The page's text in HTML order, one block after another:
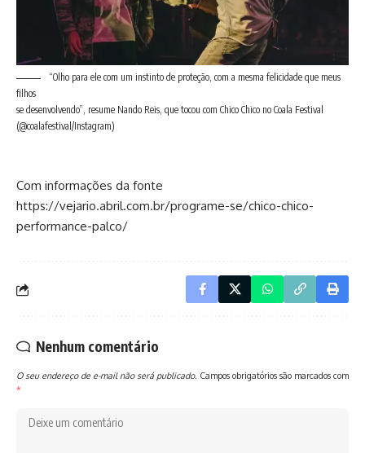
“Olho para ele com um instinto de proteção, com a mesma felicidade que meus
filhos
se desenvolvendo”, resume Nando Reis, que tocou com Chico Chico no Coala Festival
(@coalafestival/Instagram)
Com informações da fonte
https://vejario.abril.com.br/programe-se/chico-chico-
performance-palco/
Nenhum comentário
O seu endereço de e-mail não será publicado. Campos obrigatórios são marcados com
*